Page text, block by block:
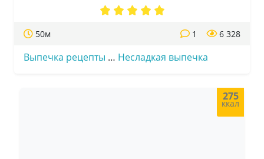
50м 6 328
1
Выпечка рецепты … Несладкая выпечка
275
ккал